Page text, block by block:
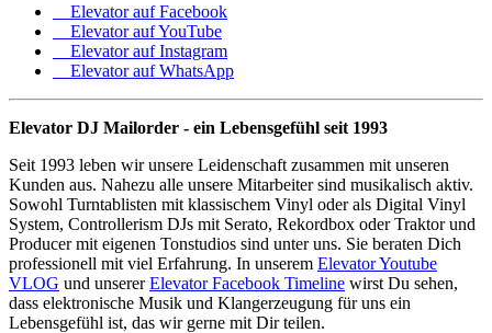
Elevator auf Facebook
Elevator auf YouTube
Elevator auf Instagram
Elevator auf WhatsApp
Elevator DJ Mailorder - ein Lebensgefühl seit 1993
Seit 1993 leben wir unsere Leidenschaft zusammen mit unseren
Kunden aus. Nahezu alle unsere Mitarbeiter sind musikalisch aktiv.
Sowohl Turntablisten mit klassischem Vinyl oder als Digital Vinyl
System, Controllerism DJs mit Serato, Rekordbox oder Traktor und
Producer mit eigenen Tonstudios sind unter uns. Sie beraten Dich
professionell mit viel Erfahrung. In unserem Elevator Youtube
VLOG und unsererElevator Facebook Timeline wirst Du sehen,
dass elektronische Musik und Klangerzeugung für uns ein
Lebensgefühl ist, das wir gerne mit Dir teilen.